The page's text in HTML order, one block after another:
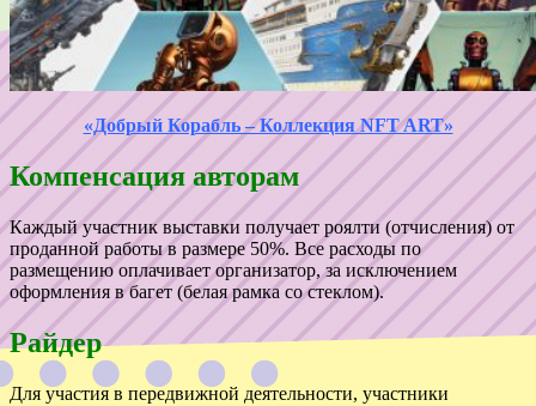
«Добрый Корабль – Коллекция NFT ART»
Компенсация авторам
Каждый участник выставки получает роялти (отчисления) от
проданной работы в размере 50%. Все расходы по
размещению оплачивает организатор, за исключением
оформления в багет (белая рамка со стеклом).
Райдер
Для участия в передвижной деятельности, участники